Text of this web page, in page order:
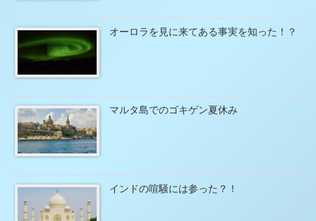
オーロラを見に来てある事実を知った！？
マルタ島でのゴキゲン夏休み
インドの喧騒には参った？！